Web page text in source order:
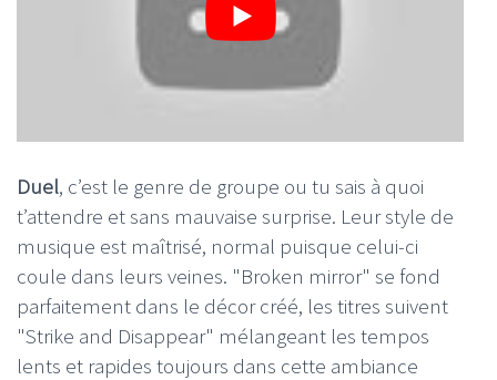
Duel, c’est le genre de groupe ou tu sais à quoi
t’attendre et sans mauvaise surprise. Leur style de
musique est maîtrisé, normal puisque celui-ci
coule dans leurs veines. "Broken mirror" se fond
parfaitement dans le décor créé, les titres suivent
"Strike and Disappear" mélangeant les tempos
lents et rapides toujours dans cette ambiance